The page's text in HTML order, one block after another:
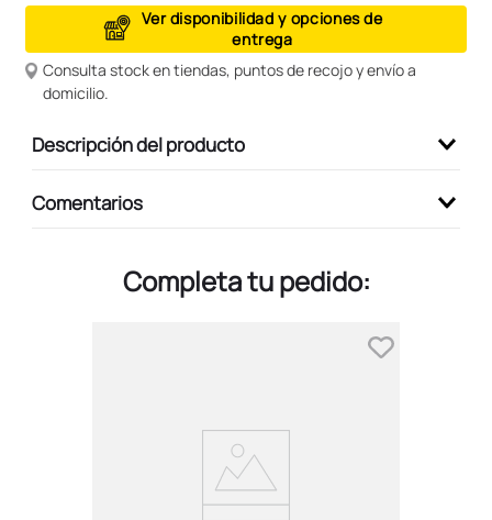
Ver disponibilidad y opciones de
entrega
Consulta stock en tiendas, puntos de recojo y envío a
domicilio.
Descripción del producto
Comentarios
Completa tu pedido:
9.
peluche
10. kuromi